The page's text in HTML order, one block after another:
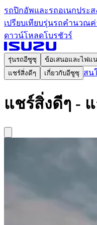
รถปิกอัพและรถอเนกประส
เปรียบเทียบรุ่นรถคำนวณค่
ดาวน์โหลดโบรชัวร์
รุ่นรถอีซูซุ ข้อเสนอและไฟแ
แชร์สิ่งดีๆ
เกี่ยวกับอีซูซุ สน
แชร์สิ่งดีๆ -